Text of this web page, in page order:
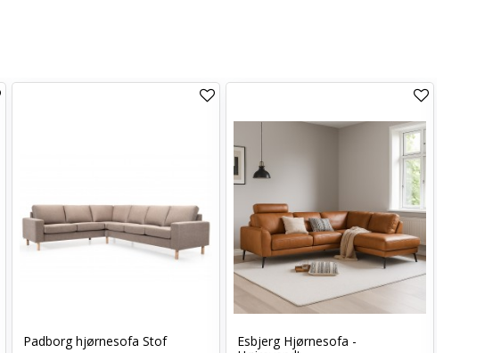
Padborg hjørnesofa Stof
Esbjerg Hjørnesofa -